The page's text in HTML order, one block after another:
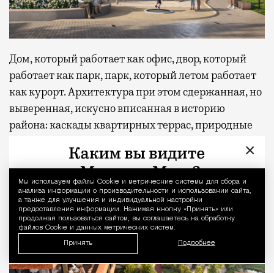
Уведомление
Мы используем файлы Сookie и метрические системы для сбора и
анализа информации о производительности и использовании сайта,
а также для улучшения и индивидуальной настройки
предоставления информации. Нажимая кнопку «Принять» или
продолжая пользоваться сайтом, вы соглашаетесь на обработку
файлов Cookie и данных метрических систем.
Принять Подробнее
Дом, который работает как офис, двор, который
работает как парк, парк, который летом работает
как курорт. Архитектура при этом сдержанная, но
выверенная, искусно вписанная в историю
района: каскады квартирных террас, природные
для поколения, которое ценит ЗОЖ, мобильность
и не любит лишнего пафоса.
×